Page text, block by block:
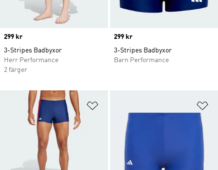
Price
299 kr
3-Stripes Badbyxor
Herr Performance
2 färger
Price
299 kr
3-Stripes Badbyxor
Barn Performance